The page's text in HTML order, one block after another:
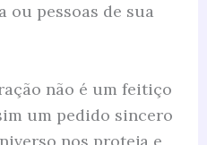
ou pessoas de sua
não é um feitiço
um pedido sincero